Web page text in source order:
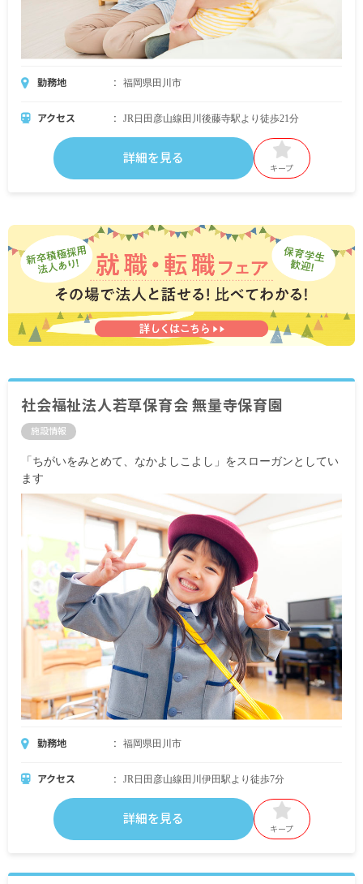
勤務地 福岡県田川市
アクセス JR日田彦山線田川後藤寺駅より徒歩21分
詳細を見る
キープ
社会福祉法人若草保育会 無量寺保育園
施設情報
「ちがいをみとめて、なかよしこよし」をスローガンとしてい
ます
勤務地 福岡県田川市
アクセス JR日田彦山線田川伊田駅より徒歩7分
詳細を見る
キープ